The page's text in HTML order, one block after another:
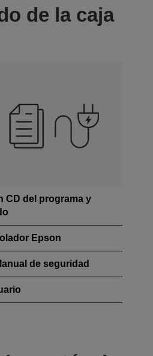
de la caja
CD del programa y
Epson
de seguridad